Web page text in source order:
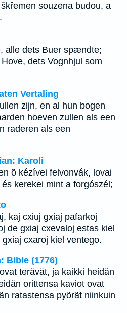
souzena budou, a
alle dets Buer spændte;
dets Vognhjul som
Vertaling
zijn, en al hun bogen
hoeven zullen als een
raderen als een
Karoli
õ kézívei felvonvák, lovai
kerekei mint a forgószél;
kaj cxiuj gxiaj pafarkoj
de gxiaj cxevaloj estas kiel
cxaroj kiel ventego.
Bible (1776)
terävät, ja kaikki heidän
orittensa kaviot ovat
ratastensa pyörät niinkuin